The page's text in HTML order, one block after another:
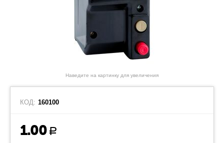
Наведите на картинку для увеличения
КОД: 160100
1.00 Р